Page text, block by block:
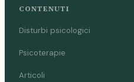
CONTENUTI
Disturbi psicologici
Psicoterapie
Articoli